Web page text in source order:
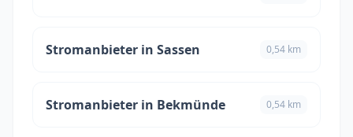
Stromanbieter in Sassen 0,54 km
Stromanbieter in Bekmünde 0,54 km